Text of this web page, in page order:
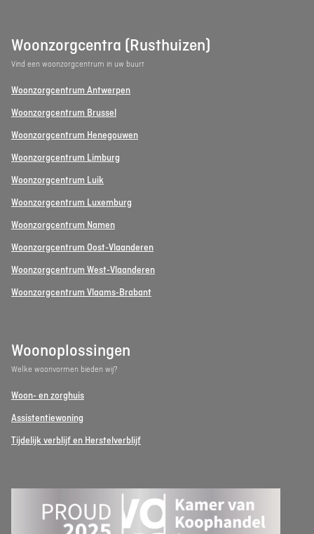
Woonzorgcentra (Rusthuizen)
Vind een woonzorgcentrum in uw buurt
Woonzorgcentrum Antwerpen
Woonzorgcentrum Brussel
Woonzorgcentrum Henegouwen
Woonzorgcentrum Limburg
Woonzorgcentrum Luik
Woonzorgcentrum Luxemburg
Woonzorgcentrum Namen
Woonzorgcentrum Oost-Vlaanderen
Woonzorgcentrum West-Vlaanderen
Woonzorgcentrum Vlaams-Brabant
Woonoplossingen
Welke woonvormen bieden wij?
Woon- en zorghuis
Assistentiewoning
Tijdelijk verblijf en Herstelverblijf